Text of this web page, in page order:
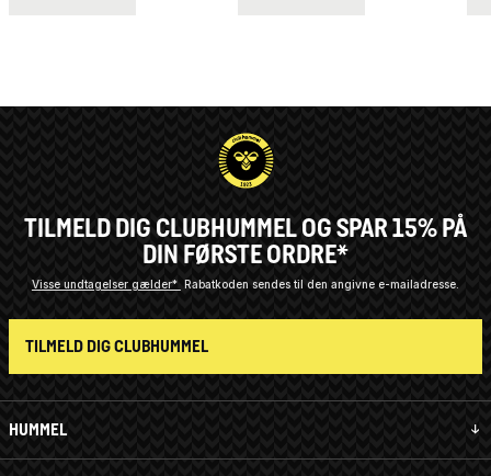
HUMMEL
TILMELD DIG CLUBHUMMEL OG SPAR 15% PÅ
DIN FØRSTE ORDRE*
Visse undtagelser gælder* Rabatkoden sendes til den angivne e-mailadresse.
TILMELD DIG CLUBHUMMEL